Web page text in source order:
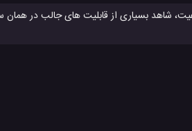
شاهد بسیاری از قابلیت های جالب در
11، در ماه آینده عرضه خواهد شد.